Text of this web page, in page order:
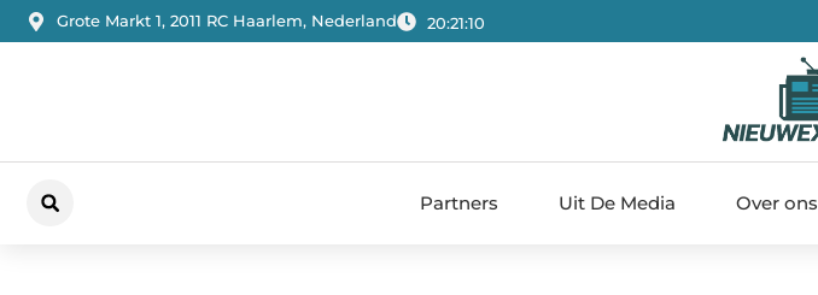
Grote Markt 1, 2011 RC Haarlem, Nederland 20:21:10
Partners Uit De Media Over ons